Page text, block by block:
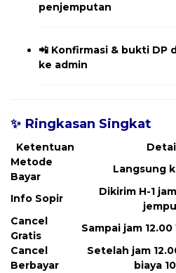
penjemputan
📲 Konfirmasi & bukti DP
ke admin
✨ Ringkasan Singkat
Ketentuan
Metode
Bayar
Langsung
Info Sopir
Dikirim H-1
Cancel
Gratis
Sampai jam
Cancel
Berbayar
Setelah jam
biaya